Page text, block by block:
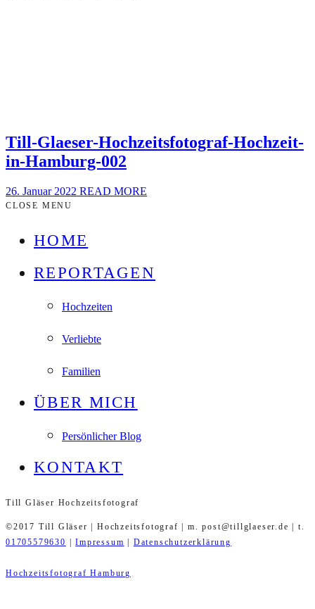
Till-Glaeser-Hochzeitsfotograf-Hochzeit-
in-Hamburg-002
26. Januar 2022 READ MORE
CLOSE MENU
HOME
REPORTAGEN
Hochzeiten
Verliebte
Familien
ÜBER MICH
Persönlicher Blog
KONTAKT
Till Gläser Hochzeitsfotograf
©2017 Till Gläser | Hochzeitsfotograf | m. post@tillglaeser.de | t.
01705579630
|Impressum Datenschutzerklärung
Hochzeitsfotograf Hamburg